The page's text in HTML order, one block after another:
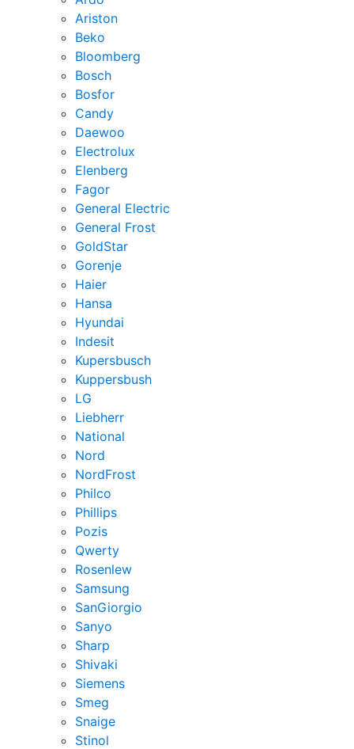
Ariston
Beko
Bloomberg
Bosch
Bosfor
Candy
Daewoo
Electrolux
Elenberg
Fagor
General Electric
General Frost
GoldStar
Gorenje
Haier
Hansa
Hyundai
Indesit
Kupersbusch
Kuppersbush
LG
Liebherr
National
Nord
NordFrost
Philco
Phillips
Pozis
Qwerty
Rosenlew
Samsung
SanGiorgio
Sanyo
Sharp
Shivaki
Siemens
Smeg
Snaige
Stinol